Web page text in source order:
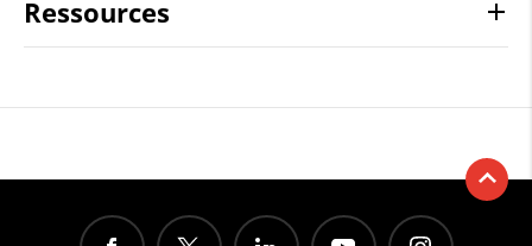
Ressources